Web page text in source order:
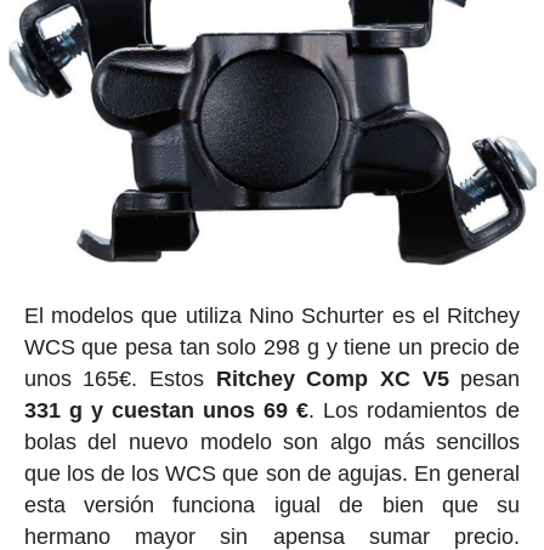
El modelos que utiliza Nino Schurter es el Ritchey
WCS que pesa tan solo 298 g y tiene un precio de
unos 165€. Estos Ritchey Comp XC V5 pesan
331 g y cuestan unos 69 €. Los rodamientos de
bolas del nuevo modelo son algo más sencillos
que los de los WCS que son de agujas. En general
esta versión funciona igual de bien que su
hermano mayor sin apensa sumar precio.